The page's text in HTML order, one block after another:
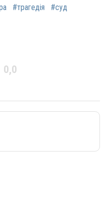
#трагедія #суд
0,0